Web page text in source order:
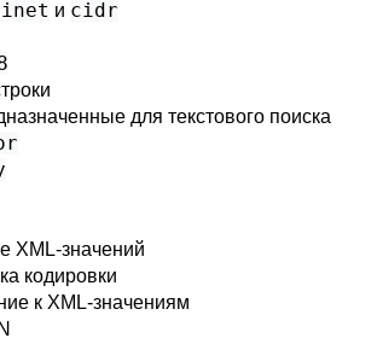
inet и cidr
для текстового поиска
XML-значений
кодировки
к XML-значениям